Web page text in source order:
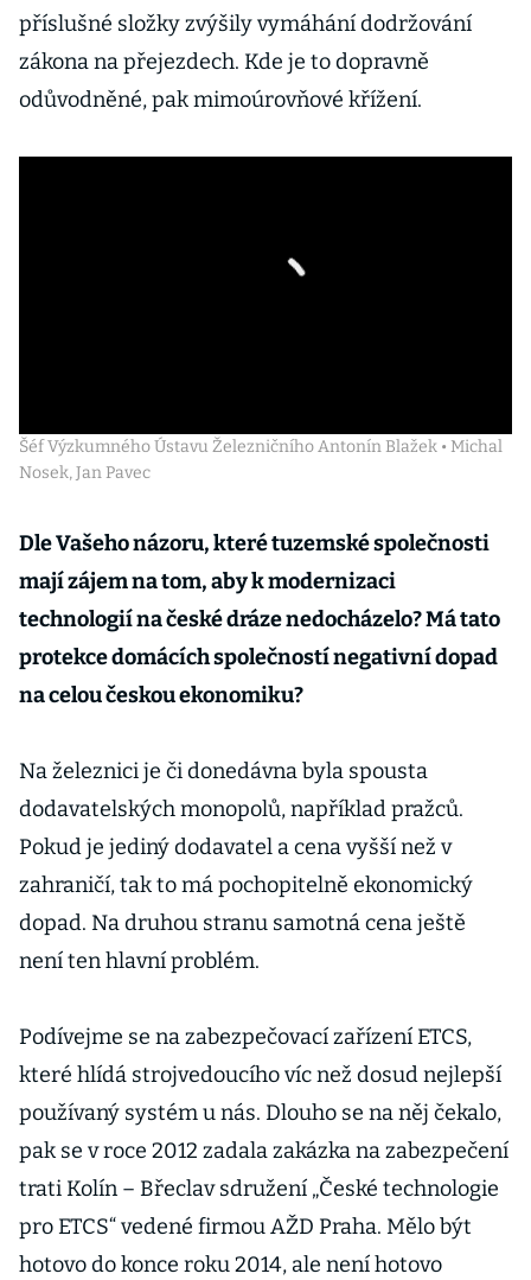
příslušné složky zvýšily vymáhání dodržování
zákona na přejezdech. Kde je to dopravně
odůvodněné, pak mimoúrovňové křížení.
Šéf Výzkumného Ústavu Železničního Antonín Blažek • Michal
Nosek, Jan Pavec
Dle Vašeho názoru, které tuzemské společnosti
mají zájem na tom, aby k modernizaci
technologií na české dráze nedocházelo? Má tato
protekce domácích společností negativní dopad
na celou českou ekonomiku?
Na železnici je či donedávna byla spousta
dodavatelských monopolů, například pražců.
Pokud je jediný dodavatel a cena vyšší než v
zahraničí, tak to má pochopitelně ekonomický
dopad. Na druhou stranu samotná cena ještě
není ten hlavní problém.
Podívejme se na zabezpečovací zařízení ETCS,
které hlídá strojvedoucího víc než dosud nejlepší
používaný systém u nás. Dlouho se na něj čekalo,
pak se v roce 2012 zadala zakázka na zabezpečení
trati Kolín – Břeclav sdružení „České technologie
pro ETCS“ vedené firmou AŽD Praha. Mělo být
hotovo do konce roku 2014, ale není hotovo